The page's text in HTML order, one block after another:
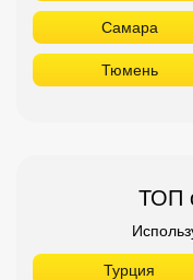
Самара
Тюмень
ТОП
Турция